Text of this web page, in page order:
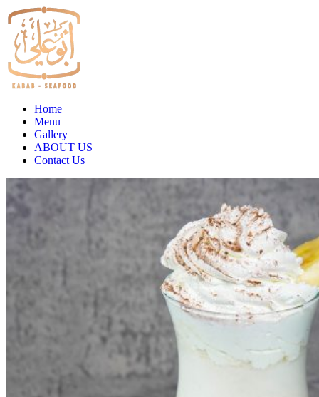
Home
Menu
Gallery
ABOUT US
Contact Us